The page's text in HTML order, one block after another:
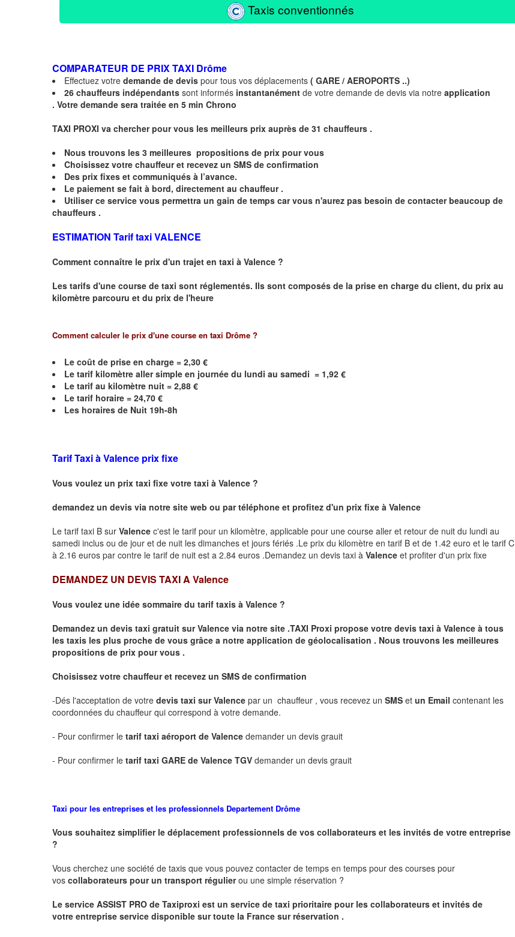
Taxis conventionnés
COMPARATEUR DE PRIX TAXI Drôme
Effectuez votre demande de devis pour tous vos déplacements ( GARE / AEROPORTS ..)
26 chauffeurs indépendants sont informés instantanément de votre demande de devis via notre application
. Votre demande sera traitée en 5 min Chrono
TAXI PROXI va chercher pour vous les meilleurs prix auprès de 31 chauffeurs .
Nous trouvons les 3 meilleures propositions de prix pour vous
Choisissez votre chauffeur et recevez un SMS de confirmation
Des prix fixes et communiqués à l’avance.
Le paiement se fait à bord, directement au chauffeur .
Utiliser ce service vous permettra un gain de temps car vous n'aurez pas besoin de contacter beaucoup de
chauffeurs .
ESTIMATION Tarif taxi VALENCE
Comment connaître le prix d'un trajet en taxi à Valence ?
Les tarifs d'une course de taxi sont réglementés. Ils sont composés de la prise en charge du client, du prix au
kilomètre parcouru et du prix de l'heure
Comment calculer le prix d'une course en taxi Drôme ?
Le coût de prise en charge = 2,30 €
Le tarif kilomètre aller simple en journée du lundi au samedi = 1,92 €
Le tarif au kilomètre nuit = 2,88 €
Le tarif horaire = 24,70 €
Les horaires de Nuit 19h-8h
Tarif Taxi àValence prix fixe
Vous voulez un prix taxi fixe votre taxi à Valence ?
demandez un devis via notre site web ou par téléphone et profitez d'un prix fixe à Valence
Le tarif taxi B sur Valence c'est le tarif pour un kilomètre, applicable pour une course aller et retour de nuit du lundi au
samedi inclus ou de jour et de nuit les dimanches et jours fériés .Le prix du kilomètre en tarif B et de 1.42 euro et le tarif C
à 2.16 euros par contre le tarif de nuit est a 2.84 euros .Demandez un devis taxi à Valence et profiter d'un prix fixe
DEMANDEZ UN DEVIS TAXI A Valence
Vous voulez une idée sommaire du tarif taxis à Valence ?
Demandez un devis taxi gratuit surValence via notre site .TAXI Proxi propose votre devis taxi à Valence à tous
les taxis les plus proche de vous grâce a notre application de géolocalisation . Nous trouvons les meilleures
propositions de prix pour vous .
Choisissez votre chauffeur et recevez un SMS de confirmation
-Dés l'acceptation de votre devis taxi surValence par un chauffeur , vous recevez un SMS et un Email contenant les
coordonnées du chauffeur qui correspond à votre demande.
- Pour confirmer le tarif taxi aéroport de Valence demander un devis grauit
- Pour confirmer le tarif taxi GARE de Valence TGV demander un devis grauit
Taxi pour les entreprises et les professionnels Departement Drôme
Vous souhaitez simplifier le déplacement professionnels de vos collaborateurs et les invités de votre entreprise
?
Vous cherchez une société de taxis que vous pouvez contacter de temps en temps pour des courses pour
vos collaborateurs pour un transport régulierou une simple réservation ?
Le service ASSIST PRO de Taxiproxi est un service de taxi prioritaire pour les collaborateurs et invités de
votre entreprise service disponible sur toute la France sur réservation .